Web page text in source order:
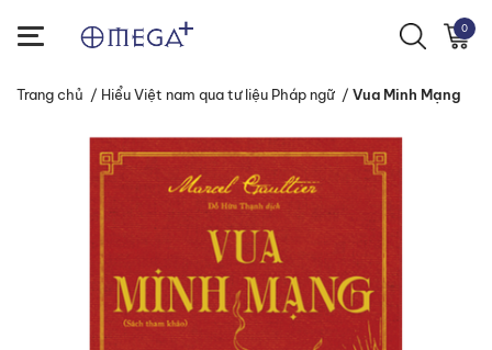
0
Trang chủ / Hiểu Việt nam qua tư liệu Pháp ngữ / Vua Minh Mạng